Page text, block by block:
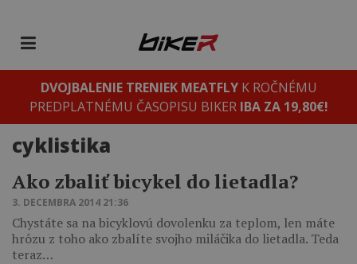
DVOJBALENIE TRENIEK MEATFLYK ROČNÉMU
PREDPLATNÉMU ČASOPISU BIKER IBA ZA 19,80€!
cyklistika
Ako zbaliť bicykel do lietadla?
3. DECEMBRA 2014 21:36
Chystáte sa na bicyklovú dovolenku za teplom, len máte
hrôzu z toho ako zbalíte svojho miláčika do lietadla. Teda
teraz…